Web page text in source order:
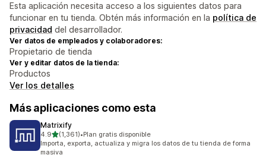
Esta aplicación necesita acceso a los siguientes datos para
funcionar en tu tienda. Obtén más información en la política de
privacidad del desarrollador.
Ver datos de empleados y colaboradores:
Propietario de tienda
Ver y editar datos de la tienda:
Productos
Ver los detalles
Más aplicaciones como esta
Matrixify
4.9de 5 estrellas
(1,361)
1361 reseñas en total
•Plan gratis disponible
Importa, exporta, actualiza y migra los datos de tu tienda de forma
masiva